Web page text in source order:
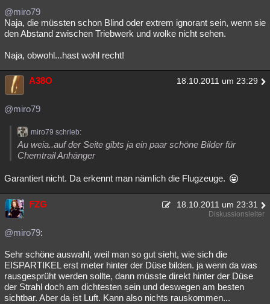
@miro79
Naja, die müssten schon Blind oder extrem ignorant sein, wenn sie
den Abstand zwischen Triebwerk und wolke nicht sehen.
Naja, obwohl...hast wohl recht!
A38O 18.10.2011 um 23:29
@miro79
miro79 schrieb:
Au weia..auf der Seite gibts ja ein paar schöne Bilder für
Chemtrail Anhänger
Garantiert nicht. Da erkennt man nämlich die Flugzeuge.
FZG 18.10.2011 um 23:31
Diskussionsleiter
@miro79:
Sehr schöne auswahl, weil man so gut sieht, wie sich die
EISPARTIKEL erst meter hinter der Düse bilden. ja wenn da was
rausgesprüht werden sollte, dann müsste direkt hinter der Düse
der Strahl doch am dichtesten sein und deswegen am besten
sichtbar. Aber da ist Luft. Kann also nichts rauskommen...